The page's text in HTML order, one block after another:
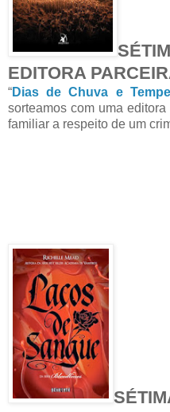
EDITORA
“Dias de Chuva e
sorteamos com uma
familiar a respeito de um